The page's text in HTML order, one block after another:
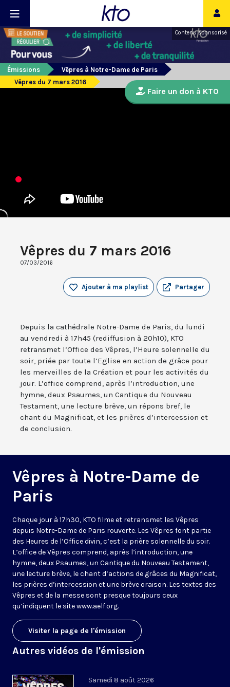
Contenu sponsorisé
Émissions
Vêpres à Notre-Dame de Paris
Vêpres du 7 mars 2016
Vêpres du 7 mars 2016
07/03/2016
Partager
Ajouter à ma playlist
Depuis la cathédrale Notre-Dame de Paris, du lundi
au vendredi à 17h45 (rediffusion à 20h10), KTO
retransmet l’Office des Vêpres, l’Heure solennelle du
soir, priée par toute l’Eglise en action de grâce pour
les merveilles de la Création et pour les activités du
jour. L’office comprend, après l’introduction, une
hymne, deux Psaumes, un Cantique du Nouveau
Testament, une lecture brève, un répons bref, le
chant du Magnificat, et les prières d’intercession et
de conclusion.
Vêpres à Notre-Dame de
Paris
Chaque jour à 17h30, KTO filme et retransmet les Vêpres
depuis Notre-Dame de Paris rouverte. Les Vêpres font partie
des Heures de l’Office divin, c’est la prière solennelle du soir.
L’office de Vêpres comprend, après l’introduction, une
hymne, deux Psaumes, un Cantique du Nouveau Testament,
une lecture brève, le chant d’actions de grâces du Magnificat,
les prières d’intercession et une brève oraison. Les textes des
Vêpres et de la messe sont presque toujours ceux
qu’indiquent le sitewww.aelf.org.
Visiter la page de l'émission
Autres vidéos de l'émission
Samedi 8 août 2026
Faire un don à KTO